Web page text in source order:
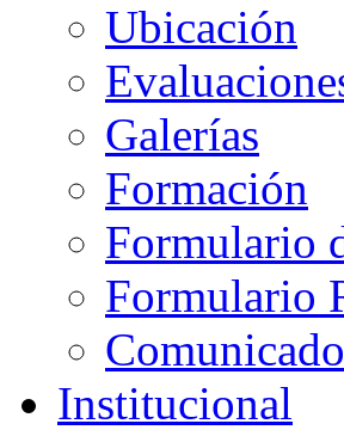
Ubicación
Galerías
Formación
Formulario
Formulario
Institucional